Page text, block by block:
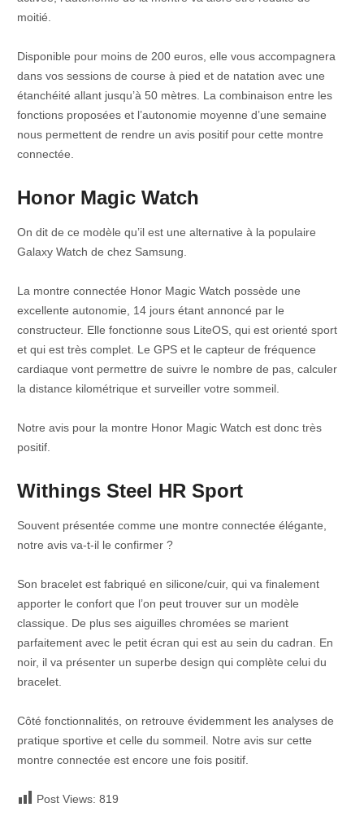
moitié.
Disponible pour moins de 200 euros, elle vous accompagnera
dans vos sessions de course à pied et de natation avec une
étanchéité allant jusqu’à 50 mètres. La combinaison entre les
fonctions proposées et l’autonomie moyenne d’une semaine
nous permettent de rendre un avis positif pour cette montre
connectée.
Honor Magic Watch
On dit de ce modèle qu’il est une alternative à la populaire
Galaxy Watch de chez Samsung.
La montre connectée Honor Magic Watch possède une
excellente autonomie, 14 jours étant annoncé par le
constructeur. Elle fonctionne sous LiteOS, qui est orienté sport
et qui est très complet. Le GPS et le capteur de fréquence
cardiaque vont permettre de suivre le nombre de pas, calculer
la distance kilométrique et surveiller votre sommeil.
Notre avis pour la montre Honor Magic Watch est donc très
positif.
Withings Steel HR Sport
Souvent présentée comme une montre connectée élégante,
notre avis va-t-il le confirmer ?
Son bracelet est fabriqué en silicone/cuir, qui va finalement
apporter le confort que l’on peut trouver sur un modèle
classique. De plus ses aiguilles chromées se marient
parfaitement avec le petit écran qui est au sein du cadran. En
noir, il va présenter un superbe design qui complète celui du
bracelet.
Côté fonctionnalités, on retrouve évidemment les analyses de
pratique sportive et celle du sommeil. Notre avis sur cette
montre connectée est encore une fois positif.
Post Views: 819